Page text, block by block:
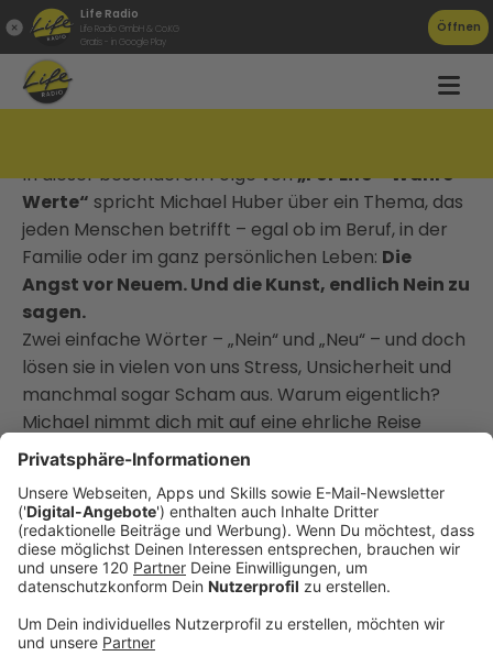
Life Radio
Life Radio GmbH & Co.KG
Gratis - in Google Play
Öffnen
In dieser besonderen Folge von„For Life – Wahre
Werte“ spricht Michael Huber über ein Thema, das
jeden Menschen betrifft – egal ob im Beruf, in der
Familie oder im ganz persönlichen Leben: Die
Angst vor Neuem. Und die Kunst, endlich Nein zu
sagen.
Zwei einfache Wörter – „Nein“ und „Neu“ – und doch
lösen sie in vielen von uns Stress, Unsicherheit und
manchmal sogar Scham aus. Warum eigentlich?
Michael nimmt dich mit auf eine ehrliche Reise
durch alltägliche Situationen, in denen wir
reflexartig Ja sagen: aus Höflichkeit, aus Angst,
jemanden zu enttäuschen, aus Gewohnheit oder
weil wir es „immer schon so gemacht haben“. Doch
jedes unüberlegte Ja ist am Ende ein Nein zu uns
selbst. Zu unserer Zeit. Zu unseren Grenzen. Zu
unseren Träumen.
Die Folge zeigt, warum so viele Menschen das